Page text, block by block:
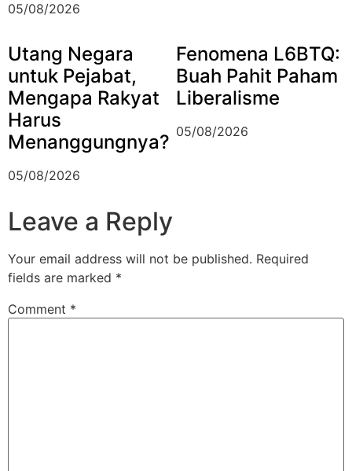
05/08/2026
Utang Negara
untuk Pejabat,
Mengapa Rakyat
Harus
Menanggungnya?
05/08/2026
Fenomena L6BTQ:
Buah Pahit Paham
Liberalisme
05/08/2026
Leave a Reply
Your email address will not be published. Required
fields are marked *
Comment *